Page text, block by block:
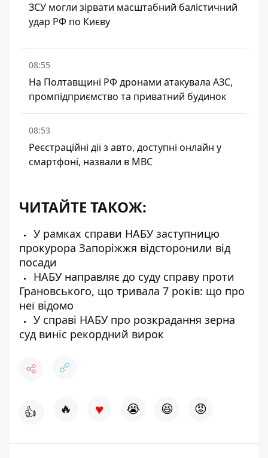
ЗСУ могли зірвати масштабний балістичний
удар РФ по Києву
08:55
На Полтавщині РФ дронами атакувала АЗС,
промпідприємство та приватний будинок
08:53
Реєстраційні дії з авто, доступні онлайн у
смартфоні, назвали в МВС
ЧИТАЙТЕ ТАКОЖ:
У рамках справи НАБУ заступницю
прокурора Запоріжжя відсторонили від
посади
НАБУ направляє до суду справу проти
Грановського, що тривала 7 років: що про
неї відомо
У справі НАБУ про розкрадання зерна
суд виніс рекордний вирок
👍 🔥 ♥ 😭 😆 😡